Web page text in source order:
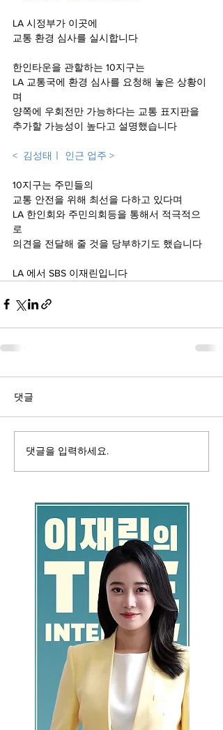
LA 시정부가 이곳에
교통 환경 심사를 실시합니다
한인타운을 관할하는 10지구는
LA 교통국에 환경 심사를 요청해 놓은 상황이
며
양쪽에 우회전만 가능하다는 교통 표지판을
추가할 가능성이 높다고 설명했습니다
<  김성태ㅣ 인근 업주 >
10지구는 주민들의
교통 안전을 위해 최선을 다하고 있다며
LA 한인회와 주민의회등을 통해서 적극적으
로
의견을 전달해 줄 것을 당부하기도 했습니다
LA 에서 SBS 이재린입니다
댓글
댓글을 입력하세요.